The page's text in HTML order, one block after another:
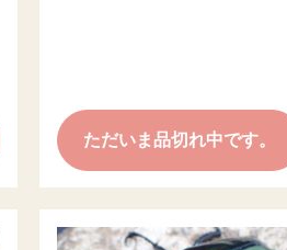
ただいま品切れ中です。